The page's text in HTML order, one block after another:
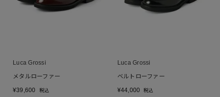
Luca Grossi
メタルローファー
¥39,600 税込
Luca Grossi
ベルトローファー
¥44,000 税込